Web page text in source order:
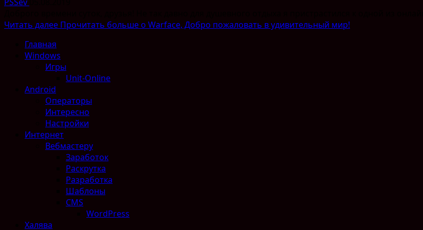
Читать далее Прочитать больше о Warface, Добро пожаловать в удивительный мир!
Главная
Windows
Игры
Unit-Online
Android
Операторы
Интересно
Настройки
Интернет
Вебмастеру
Заработок
Раскрутка
Разработка
Шаблоны
CMS
WordPress
Халява